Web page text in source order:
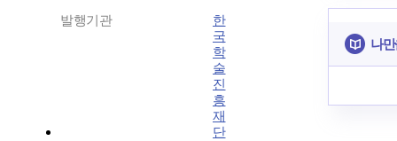
발행기관
한
국
학
술
진
흥
재
단
나